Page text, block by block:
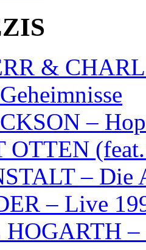
&
–
OTTEN
– Die
– Live
HOGARTH –